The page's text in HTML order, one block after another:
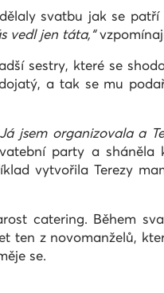
svatbu jak se
vedl jen táta,“
sestry, které se
a tak se mu
Já jsem organizovala a
party a
vytvořila Terezy
catering. Během
ten z novomanželů,
se.